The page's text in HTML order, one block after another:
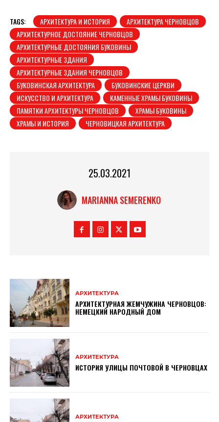
TAGS: АРХИТЕКТУРА И ИСТОРИЯ
АРХИТЕКТУРА ЧЕРНОВЦОВ
АРХИТЕКТУРНОЕ ДОСТОЯНИЕ ЧЕРНОВЦОВ
АРХИТЕКТУРНЫЕ ДОСТОЯНИЯ БУКОВИНЫ
АРХИТЕКТУРНЫЕ ЗДАНИЯ
АРХИТЕКТУРНЫЕ ЗДАНИЯ ЧЕРНОВЦОВ
БУКОВИНСКАЯ АРХИТЕКТУРА
БУКОВИНСКИЕ ЦЕРКВИ
ИСКУССТВО И АРХИТЕКТУРА
КАМЕННЫЕ ХРАМЫ БУКОВИНЫ
ПАМЯТКИ АРХИТЕКТУРЫ ЧЕРНОВЦОВ
ХРАМЫ БУКОВИНЫ
ХРАМЫ И ИСТОРИЯ
ЧЕРНОВИЦКАЯ АРХИТЕКТУРА
25.03.2021
MARIANNA SEMERENKO
АРХИТЕКТУРА
АРХИТЕКТУРНАЯ ЖЕМЧУЖИНА ЧЕРНОВЦОВ:
НЕМЕЦКИЙ НАРОДНЫЙ ДОМ
АРХИТЕКТУРА
ИСТОРИЯ УЛИЦЫ ПОЧТОВОЙ В ЧЕРНОВЦАХ
АРХИТЕКТУРА